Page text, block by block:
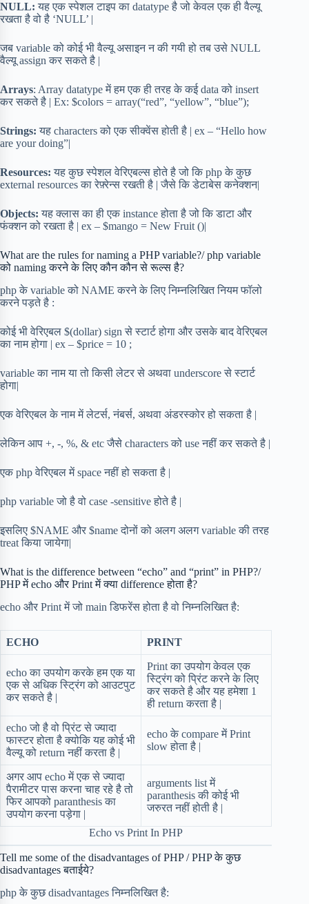
NULL: यह एक स्पेशल टाइप का datatype है जो केवल एक ही वैल्यू
रखता है वो है ‘NULL’ |
जब variable को कोई भी वैल्यू असाइन न की गयी हो तब उसे NULL
वैल्यू assign कर सकते है |
Arrays: Array datatype में हम एक ही तरह के कई data को insert
कर सकते है | Ex: $colors = array(“red”, “yellow”, “blue”);
Strings:यह characters को एक सीक्वेंस होती है | ex – “Hello how
are your doing”|
Resources: यह कुछ स्पेशल वेरिएबल्स होते है जो कि php के कुछ
external resources का रेफ़्रेन्स रखती है | जैसे कि डेटाबेस कनेक्शन|
Objects:यह क्लास का ही एक instance होता है जो कि डाटा और
फंक्शन को रखता है | ex – $mango = New Fruit ()|
What are the rules for naming a PHP variable?/ php variable
को naming करने के लिए कौन कौन से रूल्स है?
php के variable को NAME करने के लिए निम्नलिखित नियम फॉलो
करने पड़ते है :
कोई भी वेरिएबल $(dollar) sign से स्टार्ट होगा और उसके बाद वेरिएबल
का नाम होगा | ex – $price = 10 ;
variable का नाम या तो किसी लेटर से अथवा underscore से स्टार्ट
होगा|
एक वेरिएबल के नाम में लेटर्स, नंबर्स, अथवा अंडरस्कोर हो सकता है |
लेकिन आप +, -, %, & etc जैसे characters को use नहीं कर सकते है |
एक php वेरिएबल में space नहीं हो सकता है |
php variable जो है वो case -sensitive होते है |
इसलिए $NAME और $name दोनों को अलग अलग variable की तरह
treat किया जायेगा|
What is the difference between “echo” and “print” in PHP?/
PHP में echo और Print में क्या difference होता है?
echo और Print में जो main डिफरेंस होता है वो निम्नलिखित है:
ECHO PRINT
echo का उपयोग करके हम एक या
एक से अधिक स्ट्रिंग को आउटपुट
कर सकते है |
Print का उपयोग केवल एक
स्ट्रिंग को प्रिंट करने के लिए
कर सकते है और यह हमेशा 1
ही return करता है |
echo जो है वो प्रिंट से ज्यादा
फास्टर होता है क्योकि यह कोई भी
वैल्यू को return नहीं करता है |
echo के compare में Print
slow होता है |
अगर आप echo में एक से ज्यादा
पैरामीटर पास करना चाह रहे है तो
फिर आपको paranthesis का
उपयोग करना पड़ेगा |
arguments list में
paranthesis की कोई भी
जरुरत नहीं होती है |
Echo vs Print In PHP
Tell me some of the disadvantages of PHP / PHP के कुछ
disadvantages बताईये?
php के कुछ disadvantages निम्नलिखित है: